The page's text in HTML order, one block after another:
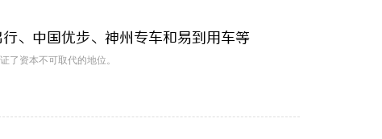
、中国优步、神州专车和易到用车等
了资本不可取代的地位。